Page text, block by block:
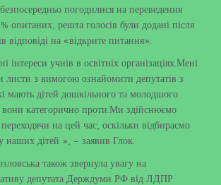
погодилися на переведення
опитаних, решта голосів були додані після
відповіді на «відкрите питання».
інтереси учнів в освітніх організаціях.Мені
листи з вимогою ознайомити депутатів з
мають дітей дошкільного та молодшого
вони категорично проти.Ми здійснюємо
на цей час, оскільки відбираємо
наших дітей », – заявив Глок.
також звернула увагу на
депутата Держдуми РФ від ЛДПР